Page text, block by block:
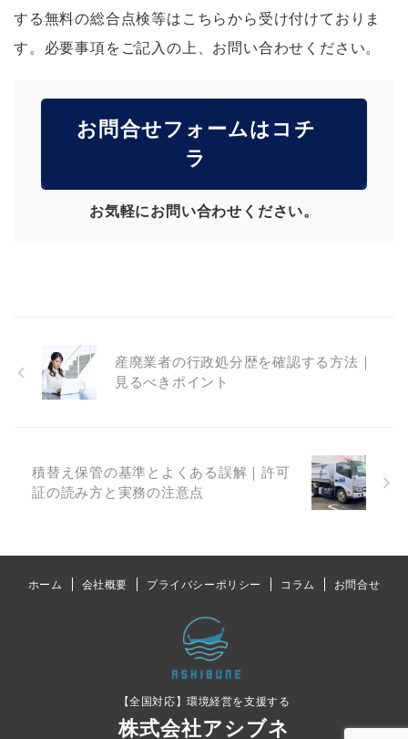
する無料の総合点検等はこちらから受け付けておりま
す。必要事項をご記入の上、お問い合わせください。
お問合せフォームはコチ
ラ
お気軽にお問い合わせください。
産廃業者の行政処分歴を確認する方法｜
見るべきポイント
積替え保管の基準とよくある誤解｜許可
証の読み方と実務の注意点
ホーム 会社概要 プライバシーポリシー コラム お問合せ
【全国対応】環境経営を支援する
株式会社アシブネ